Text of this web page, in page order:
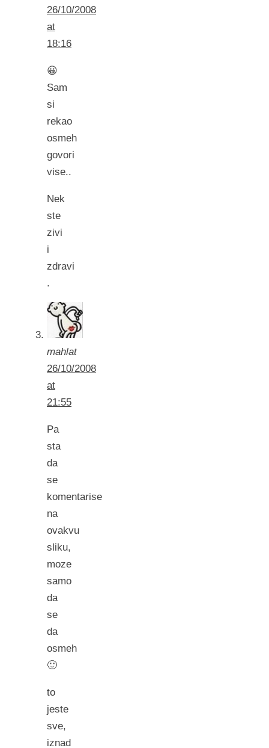
26/10/2008
at
18:16
😀
Sam
si
rekao
osmeh
govori
vise..
Nek
ste
zivi
i
zdravi
.
mahlat
26/10/2008
at
21:55
Pa
sta
da
se
komentarise
na
ovakvu
sliku,
moze
samo
da
se
da
osmeh
🙂
to
jeste
sve,
iznad